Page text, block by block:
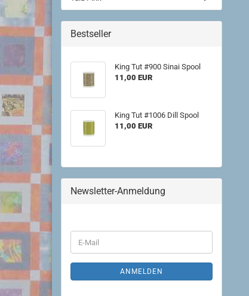
Bestseller
King Tut #900 Sinai Spool
11,00 EUR
King Tut #1006 Dill Spool
11,00 EUR
Newsletter-Anmeldung
WEITER
ZUR
E-
Mail
ANMELDEN